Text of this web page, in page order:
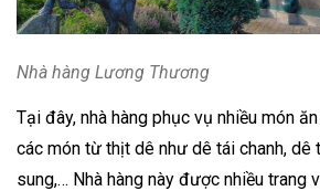
Nhà hàng Lương Thương
Tại đây, nhà hàng phục vụ nhiều món
các món từ thịt dê như dê tái chanh, dê
sung,… Nhà hàng này được nhiều trang